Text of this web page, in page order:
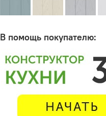
В помощь покупателю: